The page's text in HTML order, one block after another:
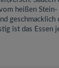
heißen Stein-
geschmacklich
ist das Essen